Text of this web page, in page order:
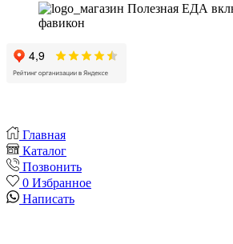
Главная
Каталог
Позвонить
0 Избранное
Написать